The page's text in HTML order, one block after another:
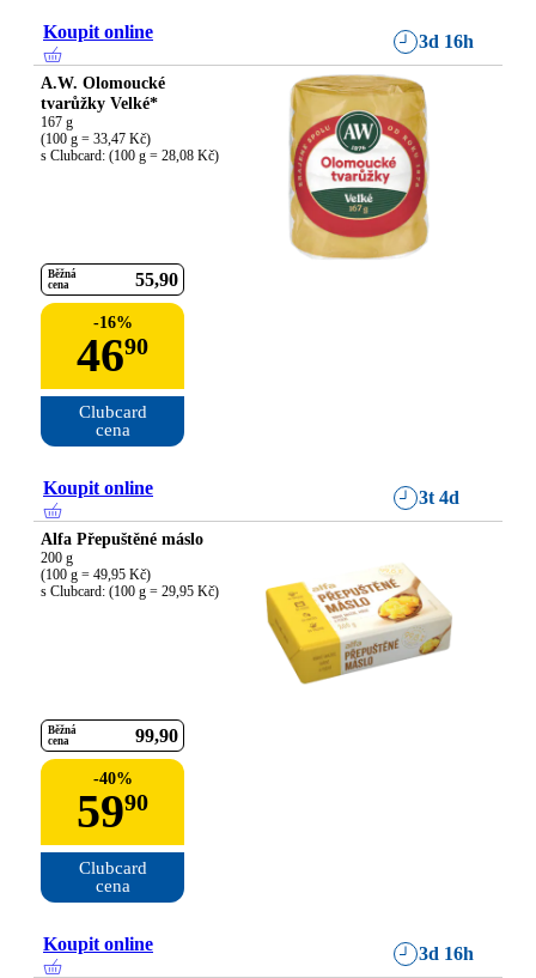
Koupit online 3d 16h
A.W. Olomoucké
tvarůžky Velké*
167 g
(100 g = 33,47 Kč)
s Clubcard: (100 g = 28,08 Kč)
Běžná
cena
55 90
-16%
4690
Clubcard
cena
Koupit online 3t 4d
Alfa Přepuštěné máslo
200 g
(100 g = 49,95 Kč)
s Clubcard: (100 g = 29,95 Kč)
Běžná
cena
99 90
-40%
5990
Clubcard
cena
Koupit online 3d 16h